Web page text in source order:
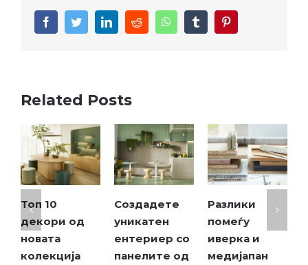
Related Posts
Создадете
уникатен
ентериер со
панелите од
Разлики
помеѓу
иверка и
медијапан
Совети како
да го
одржувате
плочестиот